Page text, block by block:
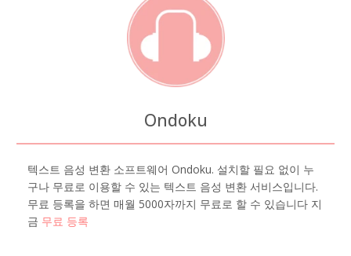
Ondoku
텍스트 음성 변환 소프트웨어 Ondoku. 설치할 필요 없이 누
구나 무료로 이용할 수 있는 텍스트 음성 변환 서비스입니다.
무료 등록을 하면 매월 5000자까지 무료로 할 수 있습니다 지
금 무료 등록